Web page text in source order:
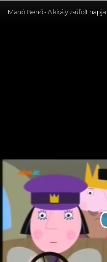
Manó Benő - A király zsúfolt napja